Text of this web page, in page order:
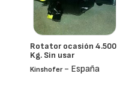
Rotator ocasión 4.500
Kg. Sin usar
Kinshofer- España